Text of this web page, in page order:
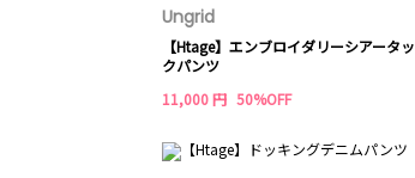
Ungrid
【Htage】エンブロイダリーシアータッ
クパンツ
11,000 円 50%OFF